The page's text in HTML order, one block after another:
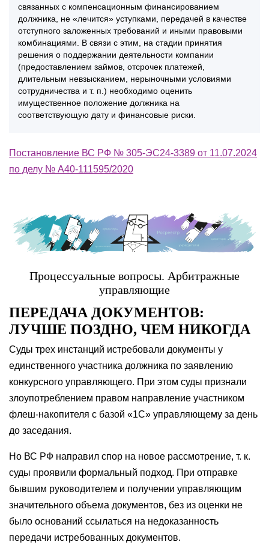
связанных с компенсационным финансированием
должника, не «лечится» уступками, передачей в качестве
отступного заложенных требований и иными правовыми
комбинациями. В связи с этим, на стадии принятия
решения о поддержании деятельности компании
(предоставлением займов, отсрочек платежей,
длительным невзысканием, нерыночными условиями
сотрудничества и т. п.) необходимо оценить
имущественное положение должника на
соответствующую дату и финансовые риски.
Постановление ВС РФ № 305-ЭС24-3389 от 11.07.2024
по делу № А40-111595/2020
Процессуальные вопросы. Арбитражные
управляющие
ПЕРЕДАЧА ДОКУМЕНТОВ:
ЛУЧШЕ ПОЗДНО, ЧЕМ НИКОГДА
Суды трех инстанций истребовали документы у
единственного участника должника по заявлению
конкурсного управляющего. При этом суды признали
злоупотреблением правом направление участником
флеш-накопителя с базой «1С» управляющему за день
до заседания.
Но ВС РФ направил спор на новое рассмотрение, т. к.
суды проявили формальный подход. При отправке
бывшим руководителем и получении управляющим
значительного объема документов, без из оценки не
было оснований ссылаться на недоказанность
передачи истребованных документов.